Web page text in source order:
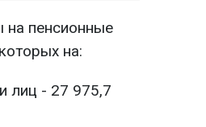
на пенсионные
на:
лиц - 27 975,7